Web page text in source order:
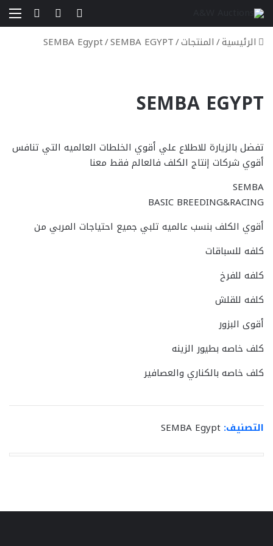
بحث عنتسجيل
إستعراض سلة
الرئيسية/المنتجات/
SEMBA Egypt/SEMBA EGYPT
SEMBA EGYPT
تفضل بالزيارة للاطلاع علي أقوي الخلطات العالميه التي تنافس
أقوي شركات إنتاج الكلف فالعالم فقط معنا
SEMBA
BASIC BREEDING&RACING
أقوي الكلف بنسب عالميه تلبي جميع احتياجات المربي من
كلفه للسباقات
كلفه للفرخ
كلفه للقلش
أقوى البزور
كلف خاصه بطيور الزينه
كلف خاصه بالكناري والعصافير
التصنيف: SEMBA Egypt